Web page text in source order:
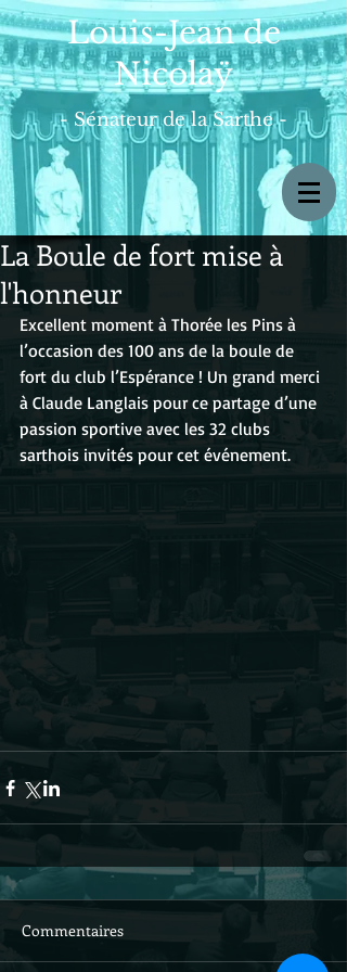
Louis-Jean de
Nicolaÿ
- Sénateur de la Sarthe -
La Boule de fort mise à
l'honneur
Excellent moment à Thorée les Pins à
l’occasion des 100 ans de la boule de
fort du club l’Espérance ! Un grand merci
à Claude Langlais pour ce partage d’une
passion sportive avec les 32 clubs
sarthois invités pour cet événement.
Commentaires